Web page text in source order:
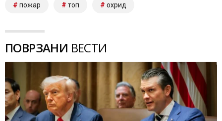
пожар топ охрид
ПОВРЗАНИ ВЕСТИ